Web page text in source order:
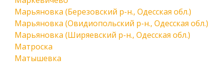
Марьяновка (Березовский р-н., Одесская обл.)
Марьяновка (Овидиопольский р-н., Одесская обл.)
Марьяновка (Ширяевский р-н., Одесская обл.)
Матроска
Матышевка